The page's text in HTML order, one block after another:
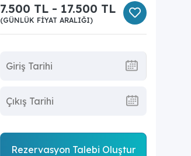
7.500 TL - 17.500 TL
(GÜNLÜK FIYAT ARALIĞI)
Rezervasyon Talebi Oluştur